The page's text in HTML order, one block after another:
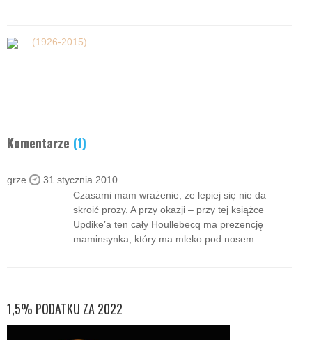
(1926-2015)
Komentarze (1)
grze
31 stycznia 2010
Czasami mam wrażenie, że lepiej się nie da
skroić prozy. A przy okazji – przy tej książce
Updike’a ten cały Houllebecq ma prezencję
maminsynka, który ma mleko pod nosem.
1,5% PODATKU ZA 2022